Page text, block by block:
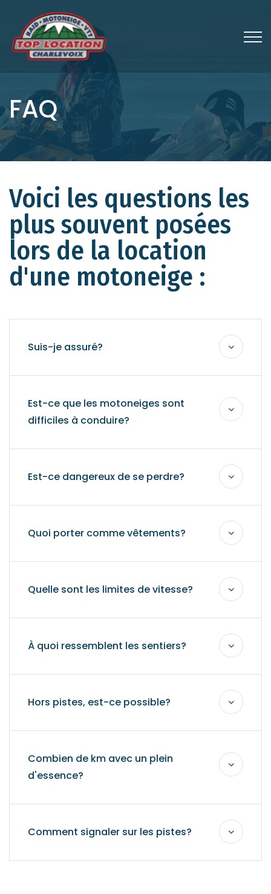
FAQ
Voici les questions les
plus souvent posées
lors de la location
d'une motoneige :
Suis-je assuré?
Est-ce que les motoneiges sont
difficiles à conduire?
Est-ce dangereux de se perdre?
Quoi porter comme vêtements?
Quelle sont les limites de vitesse?
À quoi ressemblent les sentiers?
Hors pistes, est-ce possible?
Combien de km avec un plein
d'essence?
Comment signaler sur les pistes?